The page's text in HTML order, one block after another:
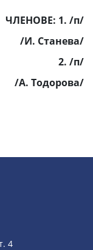
ЧЛЕНОВЕ: 1. /п/
/И. Станева/
/п/
/А. Тодорова/
4